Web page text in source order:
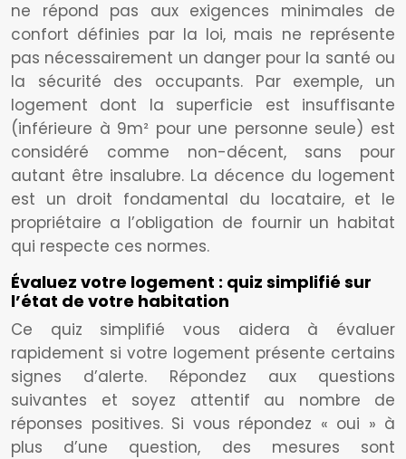
ne répond pas aux exigences minimales de
confort définies par la loi, mais ne représente
pas nécessairement un danger pour la santé ou
la sécurité des occupants. Par exemple, un
logement dont la superficie est insuffisante
(inférieure à 9m² pour une personne seule) est
considéré comme non-décent, sans pour
autant être insalubre. La décence du logement
est un droit fondamental du locataire, et le
propriétaire a l’obligation de fournir un habitat
qui respecte ces normes.
Évaluez votre logement : quiz simplifié sur
l’état de votre habitation
Ce quiz simplifié vous aidera à évaluer
rapidement si votre logement présente certains
signes d’alerte. Répondez aux questions
suivantes et soyez attentif au nombre de
réponses positives. Si vous répondez « oui » à
plus d’une question, des mesures sont